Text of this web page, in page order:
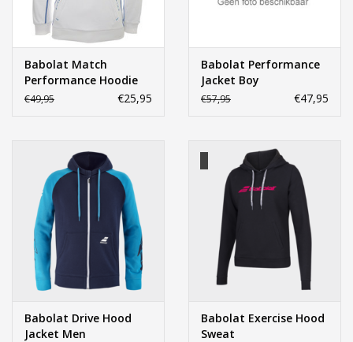
Babolat Match
Performance Hoodie
Uni
€49,95 €25,95
Babolat Performance
Jacket Boy
€57,95 €47,95
Babolat Drive Hood
Jacket Men
Babolat Exercise Hood
Sweat